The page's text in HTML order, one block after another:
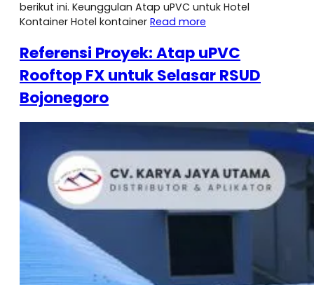
berikut ini. Keunggulan Atap uPVC untuk Hotel
Kontainer Hotel kontainer Read more
Referensi Proyek: Atap uPVC
Rooftop FX untuk Selasar RSUD
Bojonegoro